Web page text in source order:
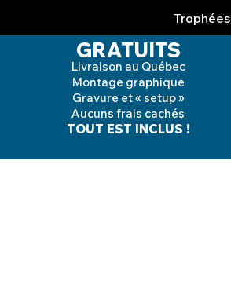
Trophées
GRATUITS
Livraison au Québec
Montage graphique
Gravure et « setup »
Aucuns frais cachés
TOUT EST INCLUS !